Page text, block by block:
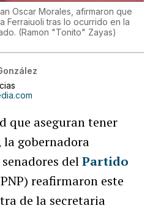
Oscar Morales, afirmaron que
Ferraiuoli tras lo ocurrido en la
(Ramon "Tonito" Zayas)
que aseguran tener
gobernadora
senadores delPartido
reafirmaron este
de la secretaria